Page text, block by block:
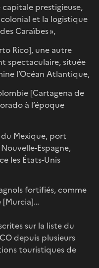
capitale prestigieuse,
et la logistique
Caraïbes »,
Rico], une autre
spectaculaire, située
l’Océan Atlantique,
[Cartagena de
à l’époque
Mexique, port
Espagne,
les États-Unis
fortifiés, comme
[Murcia]…
sur la liste du
depuis plusieurs
touristiques de